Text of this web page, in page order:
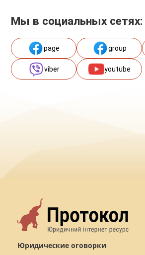
Мы в социальных сетях:
page group
viber youtube
Юридические оговорки